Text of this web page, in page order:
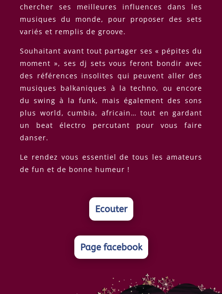
chercher ses meilleures influences dans les
musiques du monde, pour proposer des sets
variés et remplis de groove.
Souhaitant avant tout partager ses « pépites du
moment », ses dj sets vous feront bondir avec
des références insolites qui peuvent aller des
musiques balkaniques à la techno, ou encore
du swing à la funk, mais également des sons
plus world, cumbia, africain… tout en gardant
un beat électro percutant pour vous faire
danser.
Le rendez vous essentiel de tous les amateurs
de fun et de bonne humeur !
Ecouter
Page facebook